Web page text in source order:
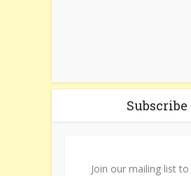
Subscribe
Join our mailing list